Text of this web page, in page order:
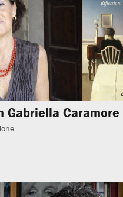
Gabriella Caramore